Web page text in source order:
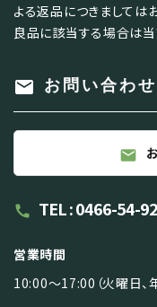
よる返品につきましては
良品に該当する場合は当
mail お問い合わせ
mail
call TEL : 0466-54-
営業時間
10:00～17:00（火曜日、